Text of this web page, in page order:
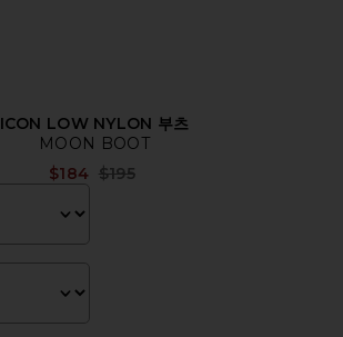
ICON LOW NYLON 부츠
MOON BOOT
$184 Previous price:
$195